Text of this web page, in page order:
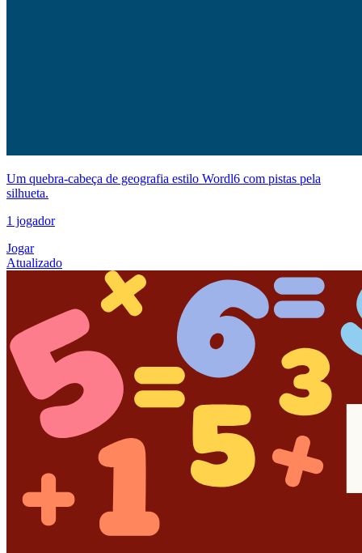
Um quebra-cabeça de geografia estilo Wordl6 com pistas pela
silhueta.
1 jogador
Jogar
Atualizado